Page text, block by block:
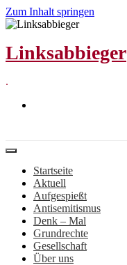
Zum Inhalt springen
Linksabbieger
.
Startseite
Aktuell
Aufgespießt
Antisemitismus
Denk – Mal
Grundrechte
Gesellschaft
Über uns